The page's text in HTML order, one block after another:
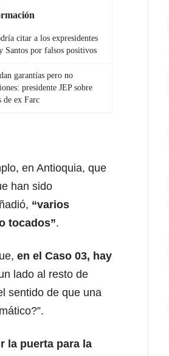
citar a los expresidentes
Santos por falsos positivos
garantías pero no
presidente JEP sobre
de ex Farc
en Antioquia, que
han sido
“varios
tocados”.
en el Caso 03, hay
lado al resto de
sentido de que una
la puerta para la